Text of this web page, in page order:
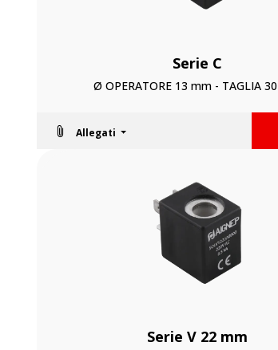
Serie C
Ø OPERATORE 13 mm - TAGLIA
Allegati
Serie V 22 mm